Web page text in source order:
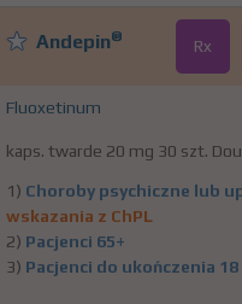
Andepin® Rx
Fluoxetinum
kaps. twarde 20 mg 30 szt.
1) Choroby psychiczne lub
wskazania z ChPL
2) Pacjenci 65+
3) Pacjenci do ukończenia